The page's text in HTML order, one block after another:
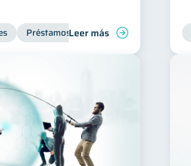
Préstamos Productos financieros
Leer más